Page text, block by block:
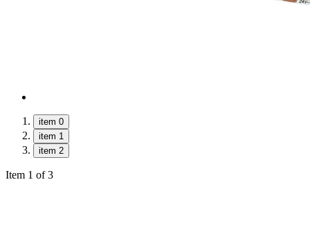
item 0
item 1
item 2
Item 1 of 3